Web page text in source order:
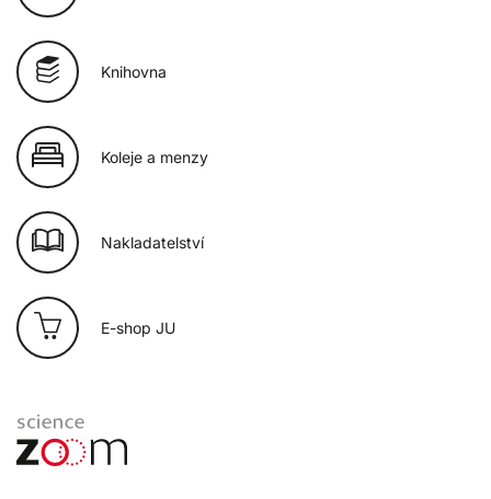
Knihovna
Koleje a menzy
Nakladatelství
E-shop JU